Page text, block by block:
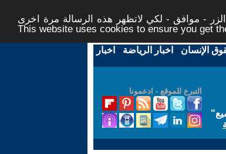
- موافق - لكي لاتظهر هذه الرسالة مرة اخرى -
This website uses cookies to ensure you get
الإنسان - اخبار الرياضة - اخبار
التبرع للموقع - ادعمونا
"